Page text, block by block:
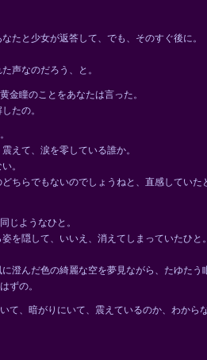
たと少女が返答して、でも、そのすぐ後に。
声なのだろう、と。
金瞳のことをあなたは言った。
たの。
えて、涙を零している誰か。
。
ちらでもないのでしょうねと、直感していた
じようなひと。
を隠して、いいえ、消えてしまっていたひと
澄んだ色の綺麗な空を夢見ながら、たゆたう
ずの。
て、暗がりにいて、震えているのか、わから